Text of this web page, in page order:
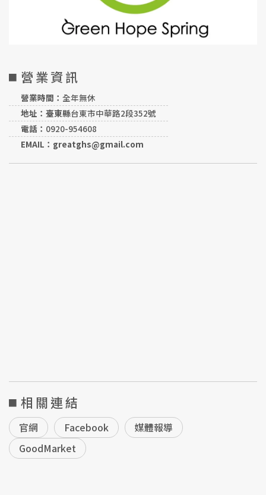
營業資訊
營業時間： 全年無休
地址：臺東縣台東市中華路2段352號
電話： 0920-954608
EMAIL：greatghs@gmail.com
相關連結
官網 Facebook
媒體報導
GoodMarket